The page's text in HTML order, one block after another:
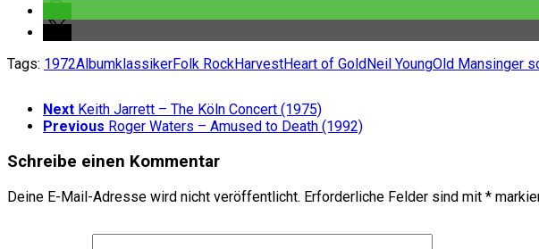
Tags: 1972AlbumklassikerFolk RockHarvestHeart of Gold Neil YoungOld Mansinger
Next Keith Jarrett – The Köln Concert (1975)
Previous Roger Waters – Amused to Death (1992)
Schreibe einen Kommentar
Deine E-Mail-Adresse wird nicht veröffentlicht. Erforderliche Felder sind mit *